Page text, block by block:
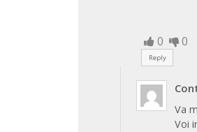
0 0
Reply
Va
Voi